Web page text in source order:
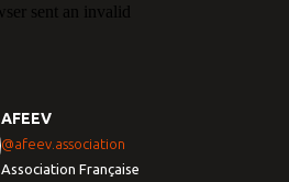
AFEEV
@afeev.association
Association Française